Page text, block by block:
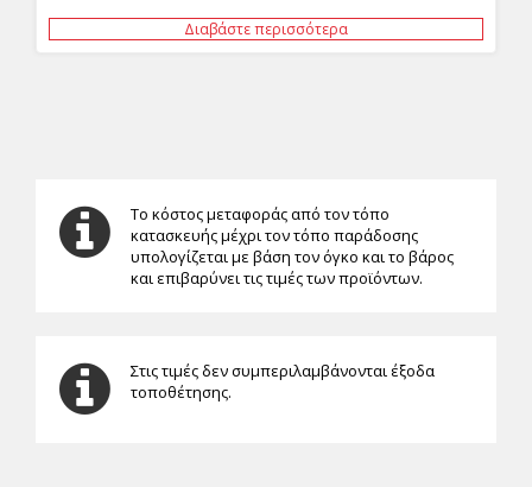
Διαβάστε περισσότερα
Το κόστος μεταφοράς από τον τόπο
κατασκευής μέχρι τον τόπο παράδοσης
υπολογίζεται με βάση τον όγκο και το βάρος
και επιβαρύνει τις τιμές των προϊόντων.
Στις τιμές δεν συμπεριλαμβάνονται έξοδα
τοποθέτησης.